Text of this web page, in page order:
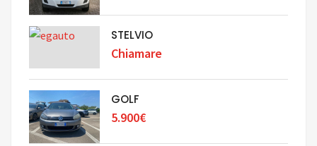
STELVIO
Chiamare
GOLF
5.900€